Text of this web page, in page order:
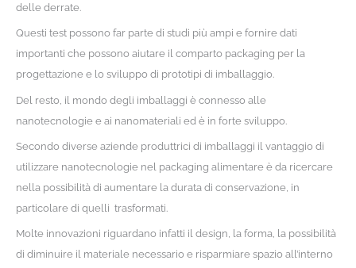
delle derrate.
Questi test possono far parte di studi più ampi e fornire dati
importanti che possono aiutare il comparto packaging per la
progettazione e lo sviluppo di prototipi di imballaggio.
Del resto, il mondo degli imballaggi è connesso alle
nanotecnologie e ai nanomateriali ed è in forte sviluppo.
Secondo diverse aziende produttrici di imballaggi il vantaggio di
utilizzare nanotecnologie nel packaging alimentare è da ricercare
nella possibilità di aumentare la durata di conservazione, in
particolare di quelli trasformati.
Molte innovazioni riguardano infatti il design, la forma, la possibilità
di diminuire il materiale necessario e risparmiare spazio all’interno